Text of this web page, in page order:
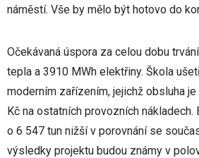
náměstí. Vše by mělo být hotovo do
Očekávaná úspora za celou dobu
tepla a 3910 MWh elektřiny. Škola
moderním zařízením, jejichž obsluha je
Kč na ostatních provozních nákladech.
o 6 547 tun nižší v porovnání se
výsledky projektu budou známy v